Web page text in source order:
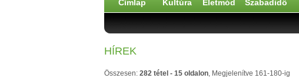
Címlap Kultúra Életmód Szabadidő
HÍREK
Összesen: 282 tétel - 15 oldalon, Megjelenítve 161-180-ig